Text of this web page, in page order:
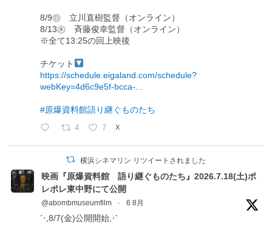
8/9㊐ 立川直樹監督（オンライン）
8/13㊍ 斉藤俊幸監督（オンライン）
※全て13:25の回上映後
チケット
https://schedule.eigaland.com/schedule?
webKey=4d6c9e5f-bcca-...
#原爆資料館語り継ぐものたち
4 7 X
横浜シネマリン リツイートされました
映画『原爆資料館 語り継ぐものたち』2026.7.18(土)ポ
レポレ東中野にて公開
@abombmuseumfilm · 6 8月
⋱8/7(金)公開開始⋰